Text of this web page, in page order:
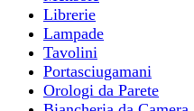
Librerie
Lampade
Tavolini
Portasciugamani
Orologi da Parete